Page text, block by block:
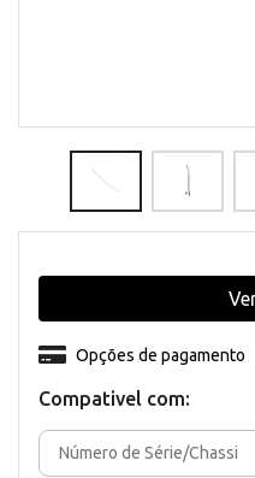
Compativel com:
Opções de pagamento